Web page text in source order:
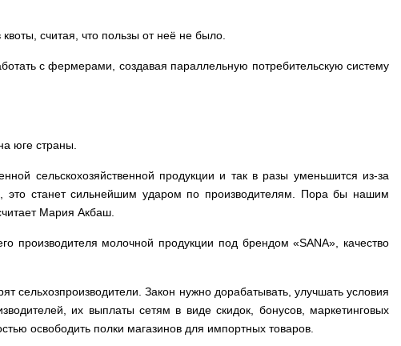
считая, что пользы от неё не было.
с фермерами, создавая параллельную потребительскую систему
юге страны.
сельскохозяйственной продукции и так в разы уменьшится из-за
это станет сильнейшим ударом по производителям. Пора бы нашим
Мария Акбаш.
производителя молочной продукции под брендом «SANA», качество
сельхозпроизводители. Закон нужно дорабатывать, улучшать условия
их выплаты сетям в виде скидок, бонусов, маркетинговых
освободить полки магазинов для импортных товаров.